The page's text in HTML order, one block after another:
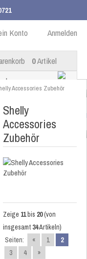
DE Anmelden
Konto
0Artikel
Accessories Zubehör
Shelly
Accessories
Zubehör
Zeige 11bis 20(von
insgesamt 34Artikeln)
Seiten:
« 1
2
3
4 »